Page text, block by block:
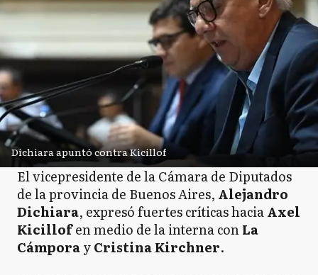
Dichiara apuntó contra Kicillof
El vicepresidente de la Cámara de Diputados
de la provincia de Buenos Aires, Alejandro
Dichiara, expresó fuertes críticas haciaAxel
Kicillofen medio de la interna conLa
CámporayCristina Kirchner.